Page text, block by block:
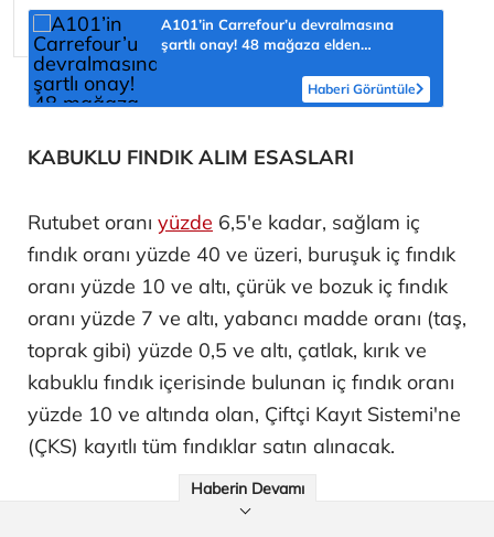
A101’in Carrefour’u devralmasına
şartlı onay! 48 mağaza elden
Haberi Görüntüle
KABUKLU FINDIK ALIM ESASLARI
Rutubet oranı yüzde 6,5'e kadar, sağlam iç
fındık oranı yüzde 40 ve üzeri, buruşuk iç fındık
oranı yüzde 10 ve altı, çürük ve bozuk iç fındık
oranı yüzde 7 ve altı, yabancı madde oranı (taş,
toprak gibi) yüzde 0,5 ve altı, çatlak, kırık ve
kabuklu fındık içerisinde bulunan iç fındık oranı
yüzde 10 ve altında olan, Çiftçi Kayıt Sistemi'ne
(ÇKS) kayıtlı tüm fındıklar satın alınacak.
Haberin Devamı